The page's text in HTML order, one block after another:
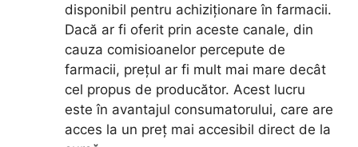
disponibil pentru achiziționare în farmacii.
Dacă ar fi oferit prin aceste canale, din
cauza comisioanelor percepute de
farmacii, prețul ar fi mult mai mare decât
cel propus de producător. Acest lucru
este în avantajul consumatorului, care are
acces la un preț mai accesibil direct de la